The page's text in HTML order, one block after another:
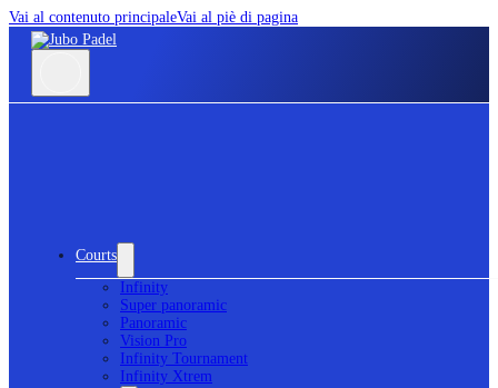
Vai al contenuto principaleVai al piè di pagina
Courts
Infinity
Super panoramic
Panoramic
Vision Pro
Infinity Tournament
Infinity Xtrem